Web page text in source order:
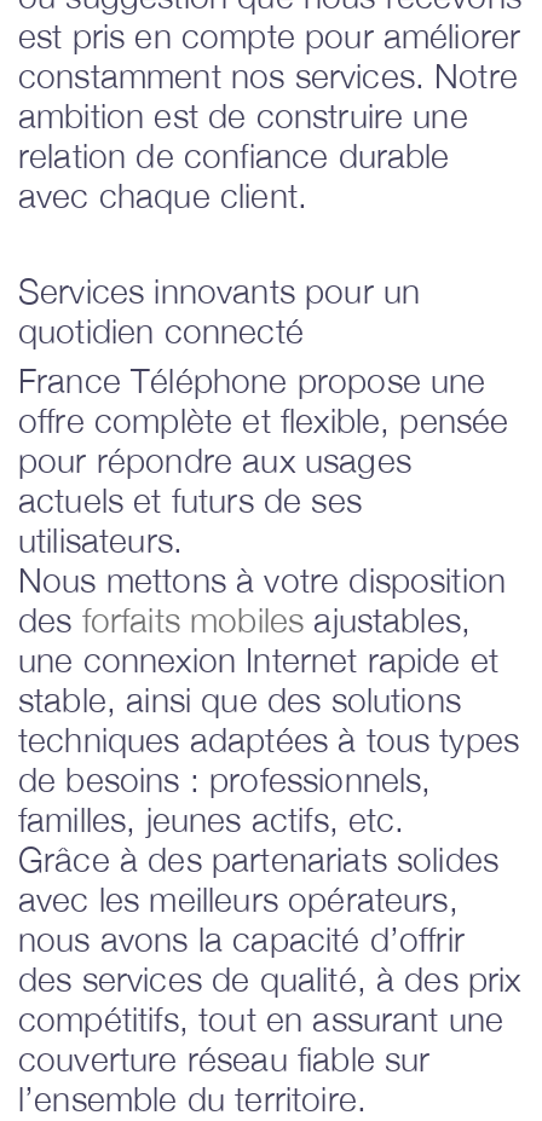
est pris en compte pour améliorer
constamment nos services. Notre
ambition est de construire une
relation de confiance durable
avec chaque client.
Services innovants pour un
quotidien connecté
France Téléphone propose une
offre complète et flexible, pensée
pour répondre aux usages
actuels et futurs de ses
utilisateurs.
Nous mettons à votre disposition
des forfaits mobiles ajustables,
une connexion Internet rapide et
stable, ainsi que des solutions
techniques adaptées à tous types
de besoins : professionnels,
familles, jeunes actifs, etc.
Grâce à des partenariats solides
avec les meilleurs opérateurs,
nous avons la capacité d’offrir
des services de qualité, à des prix
compétitifs, tout en assurant une
couverture réseau fiable sur
l’ensemble du territoire.